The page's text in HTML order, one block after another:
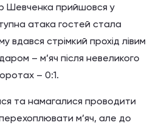
Шевченка прийшовся у
атака гостей стала
вдався стрімкий прохід лівим
– м’яч після невеликого
– 0:1.
та намагалися проводити
м’яч, але до